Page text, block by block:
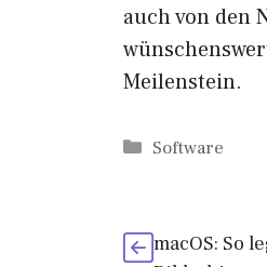
auch von den
Meilenstein.
Kategorien
Software
macOS: So